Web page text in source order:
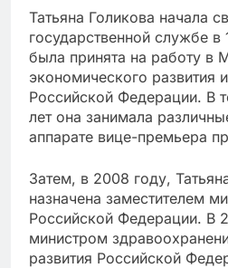
Татьяна Голикова начала
государственной службе в
была принята на работу в
экономического развития
Российской Федерации. В
лет она занимала
аппарате вице-премьера
Затем, в 2008 году,
назначена заместителем
Российской Федерации. В
министром
развития Российской